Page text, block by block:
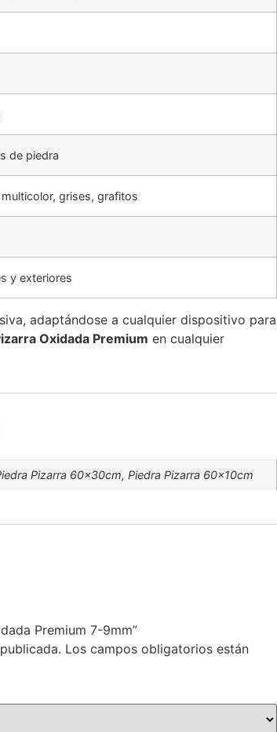
de piedra
grises, grafitos
y exteriores
adaptándose a cualquier dispositivo para
Oxidada Premium en cualquier
Pizarra 60x30cm, Piedra Pizarra 60x10cm
Premium 7-9mm”
Los campos obligatorios están